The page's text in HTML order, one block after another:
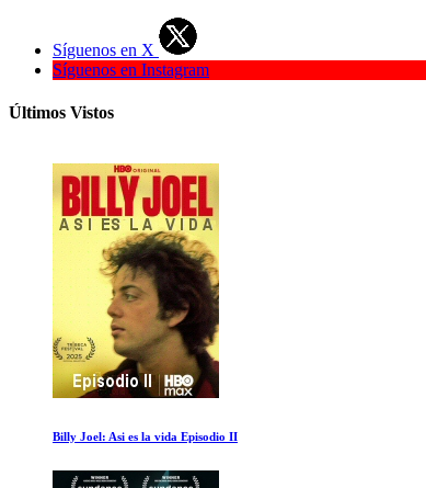
Síguenos en X
Síguenos en Instagram
Últimos Vistos
Michael Jackson Esto Es Todo